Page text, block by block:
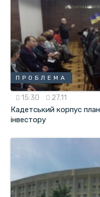
ПРОБЛЕМА
15:30 27.11
Кадетський корпус
інвестору